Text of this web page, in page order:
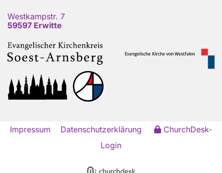
Westkampstr. 7
59597 Erwitte
Impressum Datenschutzerklärung
ChurchDesk-
Login